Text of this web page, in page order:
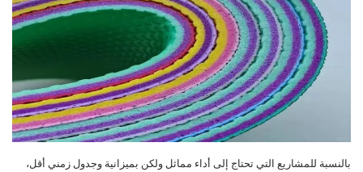
بالنسبة للمشاريع التي تحتاج إلى أداء مماثل ولكن بميزانية وجدول زمني أقل،